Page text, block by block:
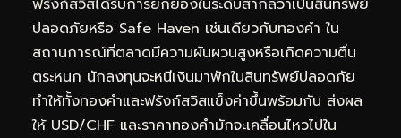
ฟรังก์สวิสได้รับการยกย่องในระดับสากลว่าเป็นสินทรัพย์
ปลอดภัยหรือ Safe Haven เช่นเดียวกับทองคำ ใน
สถานการณ์ที่ตลาดมีความผันผวนสูงหรือเกิดความตื่น
ตระหนก นักลงทุนจะหนีเงินมาพักในสินทรัพย์ปลอดภัย
ทำให้ทั้งทองคำและฟรังก์สวิสแข็งค่าขึ้นพร้อมกัน ส่งผล
ให้ USD/CHF และราคาทองคำมักจะเคลื่อนไหวไปใน